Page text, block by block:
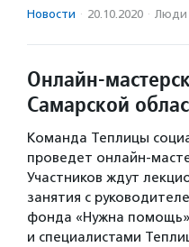
Новости · 20.10.2020 · Люди
Онлайн-
Самарской
Команда Теплицы
проведет онлайн-
Участников ждут
занятия с
фонда «Нужна
и специалистами